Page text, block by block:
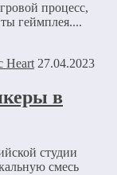
процесс,
геймплея....
27.04.2023
в
студии
смесь